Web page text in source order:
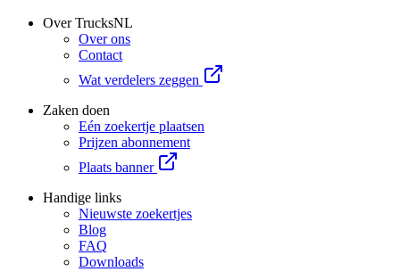
Over TrucksNL
Over ons
Contact
Wat verdelers zeggen
Zaken doen
Eén zoekertje plaatsen
Prijzen abonnement
Plaats banner
Handige links
Nieuwste zoekertjes
Blog
FAQ
Downloads